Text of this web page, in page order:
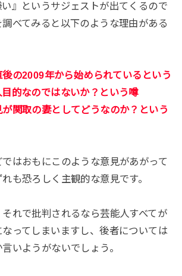
』というサジェストが出てくるので
べてみると以下のような理由がある
後の2009年から始められているという
的なのではないか？という噂
が関取の妻としてどうなのか？という
はおもにこのような意見があがって
も恐ろしく主観的な意見です。
れで批判されるなら芸能人すべてが
ってしまいますし、後者については
いようがないでしょう。